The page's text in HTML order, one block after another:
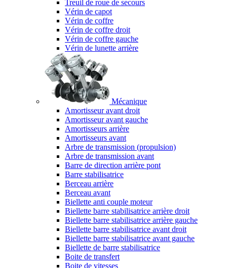
Treuil de roue de secours
Vérin de capot
Vérin de coffre
Vérin de coffre droit
Vérin de coffre gauche
Vérin de lunette arrière
Mécanique
Amortisseur avant droit
Amortisseur avant gauche
Amortisseurs arrière
Amortisseurs avant
Arbre de transmission (propulsion)
Arbre de transmission avant
Barre de direction arrière pont
Barre stabilisatrice
Berceau arrière
Berceau avant
Biellette anti couple moteur
Biellette barre stabilisatrice arrière droit
Biellette barre stabilisatrice arrière gauche
Biellette barre stabilisatrice avant droit
Biellette barre stabilisatrice avant gauche
Biellette de barre stabilisatrice
Boite de transfert
Boite de vitesses